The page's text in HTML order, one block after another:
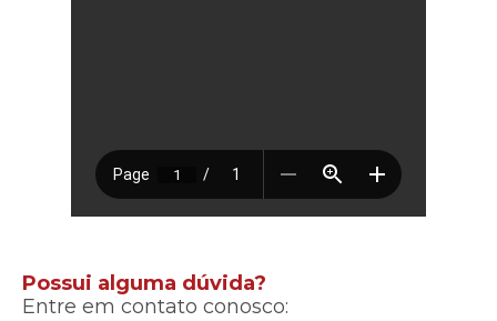
Possui alguma dúvida?
Entre em contato conosco: